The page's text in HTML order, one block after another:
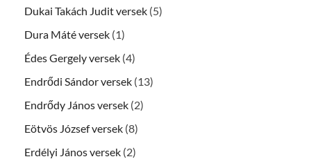
Dukai Takách Judit versek (5)
Dura Máté versek (1)
Édes Gergely versek (4)
Endrődi Sándor versek (13)
Endrődy János versek (2)
Eötvös József versek (8)
Erdélyi János versek (2)